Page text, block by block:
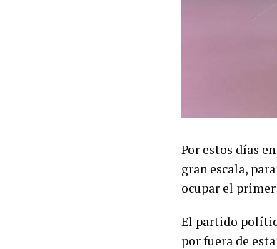
Por estos días
gran escala,
ocupar el
El partido
por fuera de